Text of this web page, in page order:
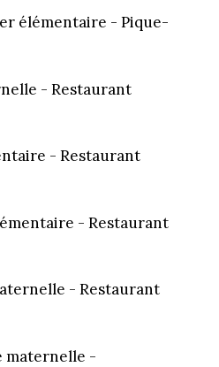
élémentaire - Pique-
- Restaurant
- Restaurant
- Restaurant
- Restaurant
maternelle -